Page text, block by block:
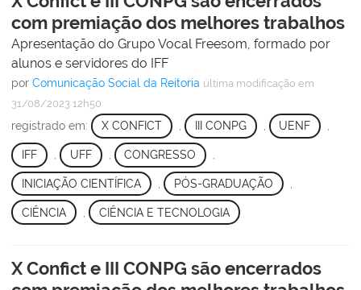
com premiação dos melhores trabalhos
Apresentação do Grupo Vocal Freesom, formado por
alunos e servidores do IFF
por Comunicação Social da Reitoria última modificação em
31/08/2023 12h50
registrado em: X CONFICT , III CONPG , UENF ,
IFF UFF CONGRESSO
INICIAÇÃO CIENTÍFICA PÓS-GRADUAÇÃO
CIÊNCIA CIÊNCIA E TECNOLOGIA
X Confict e III CONPG são encerrados